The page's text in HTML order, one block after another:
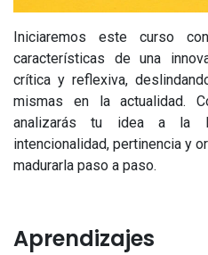
Iniciaremos este curso
características de una
crítica y reflexiva,
mismas en la actualidad.
analizarás tu idea a la
intencionalidad, pertinencia y
madurarla paso a paso.
Aprendizajes